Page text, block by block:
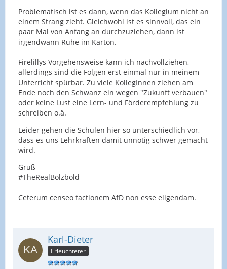
Problematisch ist es dann, wenn das Kollegium nicht an
einem Strang zieht. Gleichwohl ist es sinnvoll, das ein
paar Mal von Anfang an durchzuziehen, dann ist
irgendwann Ruhe im Karton.
Firelillys Vorgehensweise kann ich nachvollziehen,
allerdings sind die Folgen erst einmal nur in meinem
Unterricht spürbar. Zu viele KollegInnen ziehen am
Ende noch den Schwanz ein wegen "Zukunft verbauen"
oder keine Lust eine Lern- und Förderempfehlung zu
schreiben o.ä.
Leider gehen die Schulen hier so unterschiedlich vor,
dass es uns Lehrkräften damit unnötig schwer gemacht
wird.
Gruß
#TheRealBolzbold
Ceterum censeo factionem AfD non esse eligendam.
Karl-Dieter
Erleuchteter